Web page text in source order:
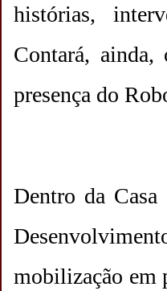
histórias,
Contará,
presença do
Dentro da
mobilização em